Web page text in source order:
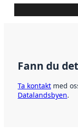
Fann du
Ta kontakt med
Datalandsbyen.